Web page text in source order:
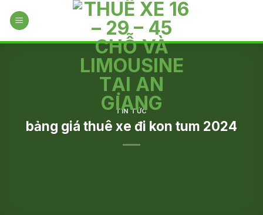
TIN TỨC
bảng giá thuê xe đi kon tum 2024